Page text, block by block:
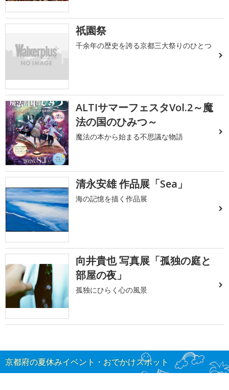
祇園祭
千余年の歴史を誇る京都三大祭りのひとつ
ALTIサマーフェスタVol.2～魔
法の国のひみつ～
魔法の本から始まる不思議な物語
清永安雄 作品展「Sea」
海の記憶を描く作品展
向井貴也 写真展「孤独の庭と
部屋の夜」
孤独にひらく心の風景
京都府の夏休みイベント・おでかけスポット